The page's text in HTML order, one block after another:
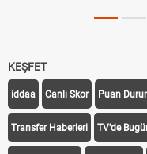
KEŞFET
iddaa Canlı Skor Puan
Transfer Haberleri TV'de